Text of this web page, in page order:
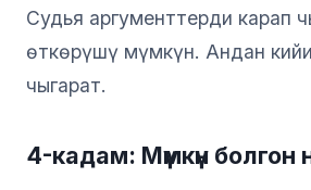
Судья аргументтерди карап
өткөрүшү мүмкүн. Андан
чыгарат.
4-кадам: Мүмкүн